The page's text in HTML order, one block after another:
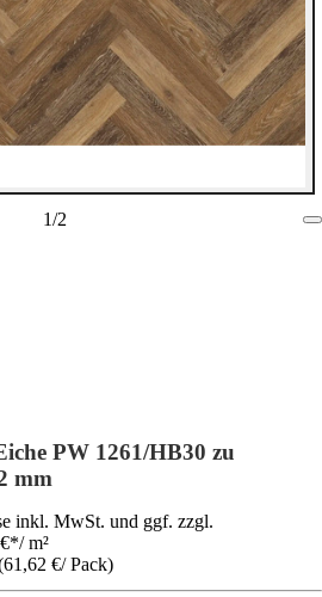
1/2
PW 1261/HB30 zu
mm
inkl. MwSt. und ggf. zzgl.
*/ m²
61,62 €/ Pack)